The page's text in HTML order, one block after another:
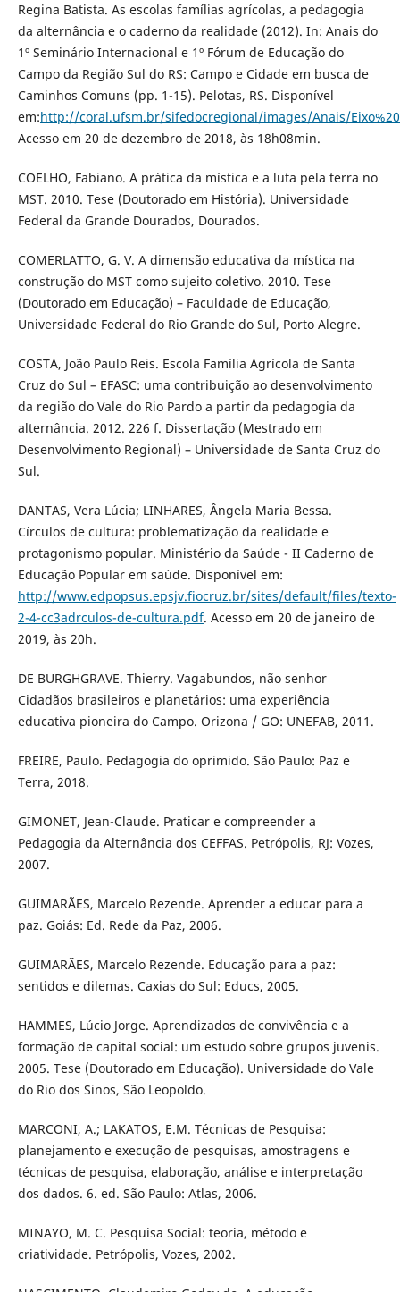
Regina Batista. As escolas famílias agrícolas, a pedagogia
da alternância e o caderno da realidade (2012). In: Anais do
1º Seminário Internacional e 1º Fórum de Educação do
Campo da Região Sul do RS: Campo e Cidade em busca de
Caminhos Comuns (pp. 1-15). Pelotas, RS. Disponível
em:http://coral.ufsm.br/sifedocregional/images/Anais/
Acesso em 20 de dezembro de 2018, às 18h08min.
COELHO, Fabiano. A prática da mística e a luta pela terra no
MST. 2010. Tese (Doutorado em História). Universidade
Federal da Grande Dourados, Dourados.
COMERLATTO, G. V. A dimensão educativa da mística na
construção do MST como sujeito coletivo. 2010. Tese
(Doutorado em Educação) – Faculdade de Educação,
Universidade Federal do Rio Grande do Sul, Porto Alegre.
COSTA, João Paulo Reis. Escola Família Agrícola de Santa
Cruz do Sul – EFASC: uma contribuição ao desenvolvimento
da região do Vale do Rio Pardo a partir da pedagogia da
alternância. 2012. 226 f. Dissertação (Mestrado em
Desenvolvimento Regional) – Universidade de Santa Cruz do
Sul.
DANTAS, Vera Lúcia; LINHARES, Ângela Maria Bessa.
Círculos de cultura: problematização da realidade e
protagonismo popular. Ministério da Saúde - II Caderno de
Educação Popular em saúde. Disponível em:
http://www.edpopsus.epsjv.fiocruz.br/sites/default/files/texto-
2-4-cc3adrculos-de-cultura.pdf. Acesso em 20 de janeiro de
2019, às 20h.
DE BURGHGRAVE. Thierry. Vagabundos, não senhor
Cidadãos brasileiros e planetários: uma experiência
educativa pioneira do Campo. Orizona / GO: UNEFAB, 2011.
FREIRE, Paulo. Pedagogia do oprimido. São Paulo: Paz e
Terra, 2018.
GIMONET, Jean-Claude. Praticar e compreender a
Pedagogia da Alternância dos CEFFAS. Petrópolis, RJ: Vozes,
2007.
GUIMARÃES, Marcelo Rezende. Aprender a educar para a
paz. Goiás: Ed. Rede da Paz, 2006.
GUIMARÃES, Marcelo Rezende. Educação para a paz:
sentidos e dilemas. Caxias do Sul: Educs, 2005.
HAMMES, Lúcio Jorge. Aprendizados de convivência e a
formação de capital social: um estudo sobre grupos juvenis.
2005. Tese (Doutorado em Educação). Universidade do Vale
do Rio dos Sinos, São Leopoldo.
MARCONI, A.; LAKATOS, E.M. Técnicas de Pesquisa:
planejamento e execução de pesquisas, amostragens e
técnicas de pesquisa, elaboração, análise e interpretação
dos dados. 6. ed. São Paulo: Atlas, 2006.
MINAYO, M. C. Pesquisa Social: teoria, método e
criatividade. Petrópolis, Vozes, 2002.